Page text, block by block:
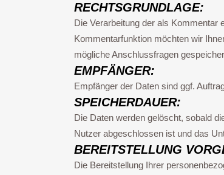
RECHTSGRUNDLAGE:
Die Verarbeitung der als Kommentar
Kommentarfunktion möchten wir
mögliche Anschlussfragen
EMPFÄNGER:
Empfänger der Daten sind ggf.
SPEICHERDAUER:
Die Daten werden gelöscht, sobald
Nutzer abgeschlossen ist und das
BEREITSTELLUNG
Die Bereitstellung Ihrer